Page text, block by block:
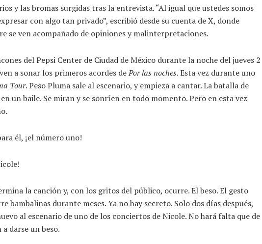
y las bromas surgidas tras la entrevista. “Al igual que ustedes somos
con algo tan privado”, escribió desde su cuenta de X, donde
se ven acompañado de opiniones y malinterpretaciones.
del Pepsi Center de Ciudad de México durante la noche del jueves 2
a sonar los primeros acordes dePor las noches. Esta vez durante uno
Tour. Peso Pluma sale al escenario, y empieza a cantar. La batalla de
un baile. Se miran y se sonríen en todo momento. Pero en esta vez
él, ¡el número uno!
la canción y, con los gritos del público, ocurre. El beso. El gesto
bambalinas durante meses. Ya no hay secreto. Solo dos días después,
al escenario de uno de los conciertos de Nicole. No hará falta que de
darse un beso.